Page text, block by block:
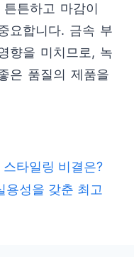
튼하고 마감이
요합니다. 금속 부
향을 미치므로, 녹
은 품질의 제품을
타일링 비결은?
용성을 갖춘 최고